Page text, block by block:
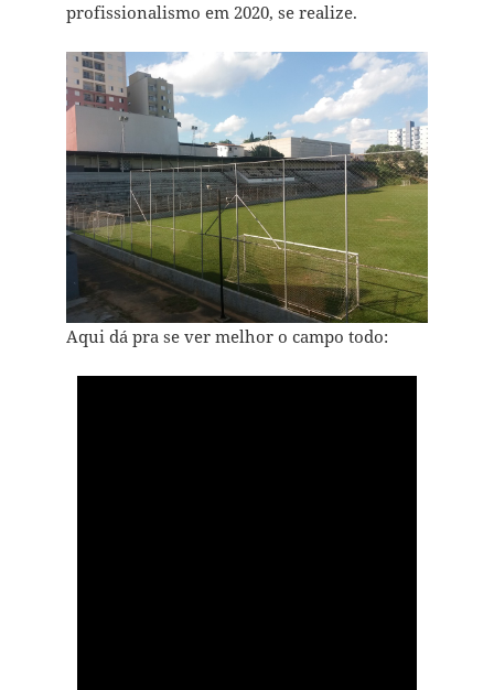
profissionalismo em 2020, se realize.
Aqui dá pra se ver melhor o campo todo: